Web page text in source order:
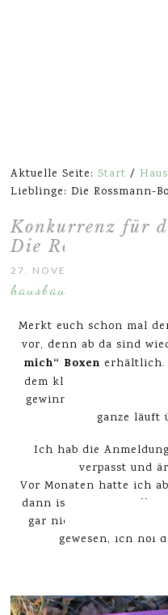
Aktuelle Seite:Start /
Lieblinge: Die Rossmann-
Konkurrenz für
Die Rossmann-
27. NOVEMBER 2014
hausbau
Merkt euch schon mal
vor, denn ab da sind
mich“ Boxen erhältlich.
dem kleinen Mini-Spiel
gewinnt, bekommt man
ganze läuft
Ich hab die
verpasst und
Vor Monaten hatte ich
dann ist mir aufgefallen,
gar nicht gezeigt
gewesen, ich hol